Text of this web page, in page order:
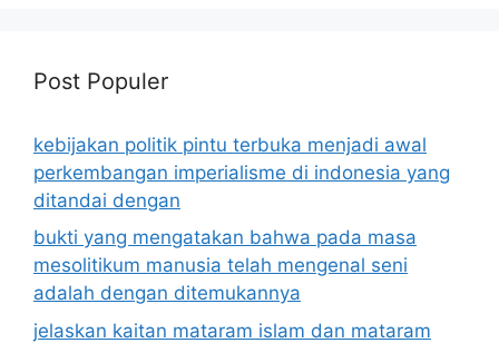
Post Populer
kebijakan politik pintu terbuka menjadi awal
perkembangan imperialisme di indonesia yang
ditandai dengan
bukti yang mengatakan bahwa pada masa
mesolitikum manusia telah mengenal seni
adalah dengan ditemukannya
jelaskan kaitan mataram islam dan mataram